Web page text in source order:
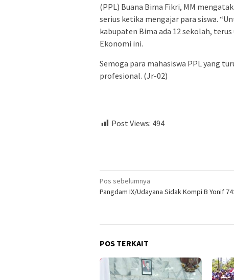
(PPL) Buana Bima Fikri, MM
serius ketika mengajar para siswa.
kabupaten Bima ada 12 sekolah,
Ekonomi ini.
Semoga para mahasiswa PPL yang
profesional. (Jr-02)
Post Views: 494
Navigasi
pos
Pos sebelumnya
Pangdam IX/Udayana Sidak Kompi B Yonif
POS TERKAIT